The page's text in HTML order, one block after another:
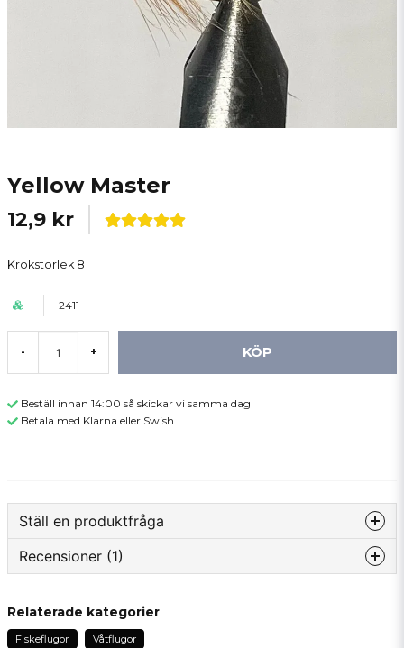
Yellow Master
12,9 kr
Krokstorlek 8
2411
- + KÖP
Beställ innan 14:00 så skickar vi samma dag
Betala med Klarna eller Swish
Ställ en produktfråga
question
Fråga oss något om denna produkten...
Recensioner (1)
Örjan
för 6 månader sedan
Relaterade kategorier
Fiskeflugor Våtflugor